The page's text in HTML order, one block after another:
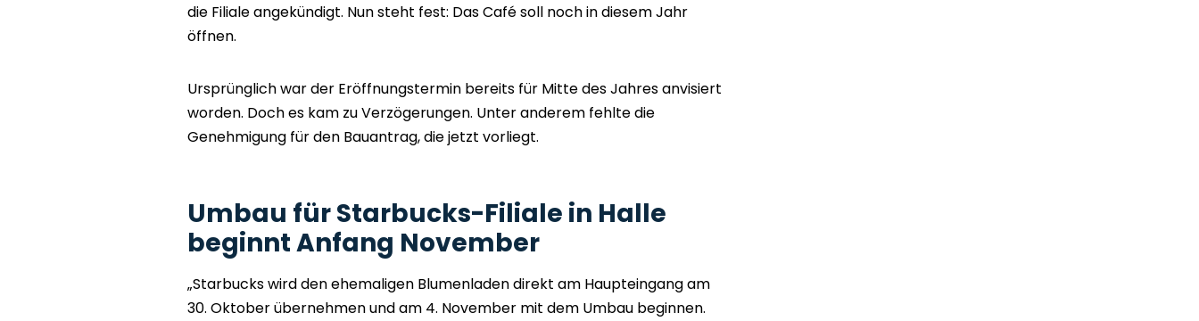
die Filiale angekündigt. Nun steht fest: Das Café soll noch in diesem Jahr
öffnen.
Ursprünglich war der Eröffnungstermin bereits für Mitte des Jahres anvisiert
worden. Doch es kam zu Verzögerungen. Unter anderem fehlte die
Genehmigung für den Bauantrag, die jetzt vorliegt.
Umbau für Starbucks-Filiale in Halle
beginnt Anfang November
„Starbucks wird den ehemaligen Blumenladen direkt am Haupteingang am
30. Oktober übernehmen und am 4. November mit dem Umbau beginnen.